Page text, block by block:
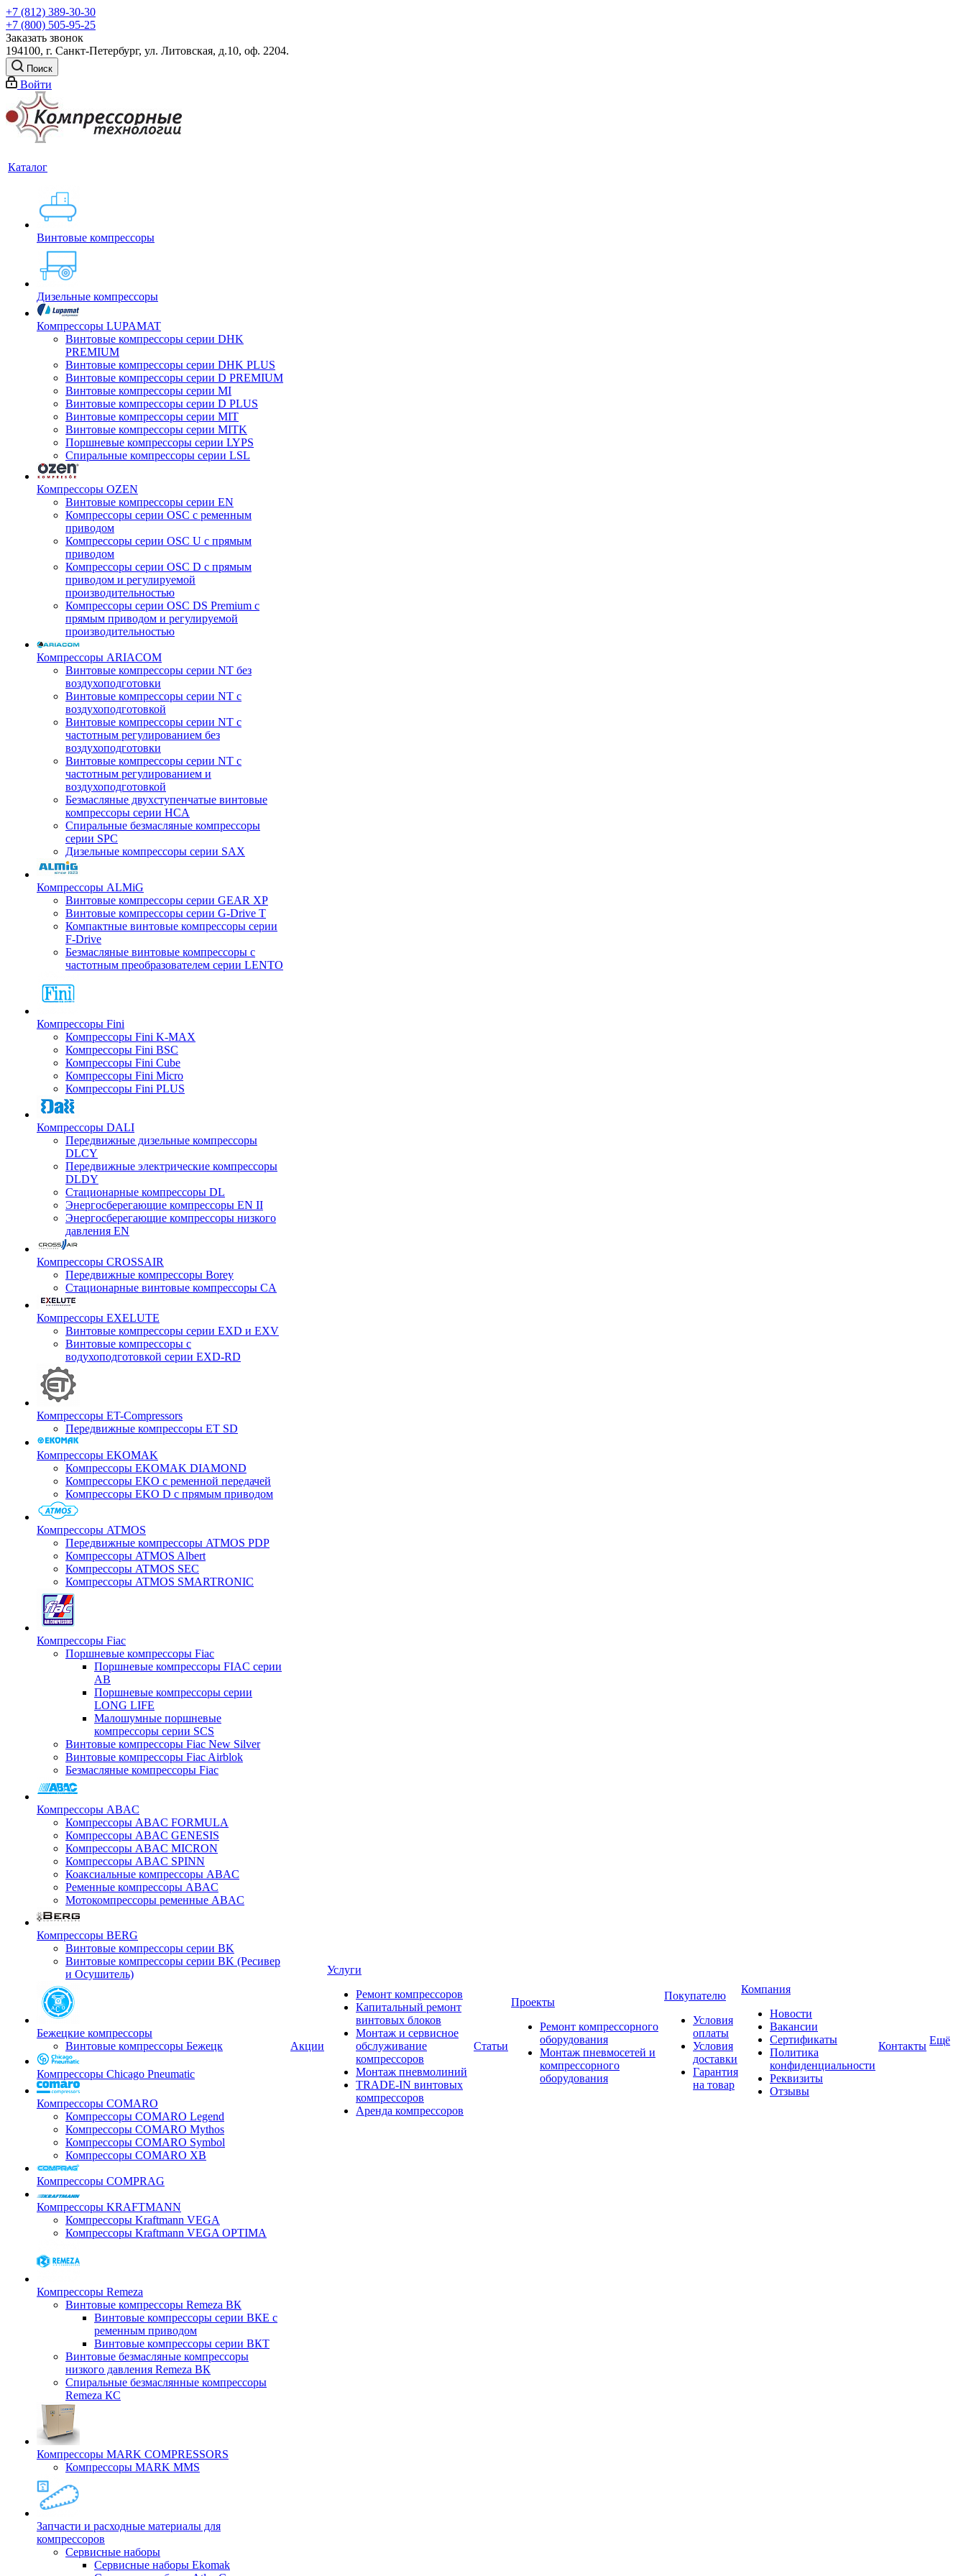
+7 (812) 389-30-30
+7 (800) 505-95-25
Заказать звонок
194100, г. Санкт-Петербург, ул. Литовская, д.10, оф. 2204.
Поиск
Войти
Каталог
Винтовые компрессоры
Дизельные компрессоры
Компрессоры LUPAMAT
Винтовые компрессоры серии DHK
PREMIUM
Винтовые компрессоры серии DHK PLUS
Винтовые компрессоры серии D PREMIUM
Винтовые компрессоры серии MI
Винтовые компрессоры серии D PLUS
Винтовые компрессоры серии MIT
Винтовые компрессоры серии MITK
Поршневые компрессоры серии LYPS
Спиральные компрессоры серии LSL
Компрессоры OZEN
Винтовые компрессоры серии EN
Компрессоры серии OSC с ременным
приводом
Компрессоры серии OSC U с прямым
приводом
Компрессоры серии OSC D с прямым
приводом и регулируемой
производительностью
Компрессоры серии OSC DS Premium с
прямым приводом и регулируемой
производительностью
Компрессоры ARIACOM
Винтовые компрессоры серии NT без
воздухоподготовки
Винтовые компрессоры серии NT c
воздухоподготовкой
Винтовые компрессоры серии NT с
частотным регулированием без
воздухоподготовки
Винтовые компрессоры серии NT с
частотным регулированием и
воздухоподготовкой
Безмасляные двухступенчатые винтовые
компрессоры серии HCA
Спиральные безмасляные компрессоры
серии SPC
Дизельные компрессоры серии SAX
Компрессоры ALMiG
Винтовые компрессоры серии GEAR XP
Винтовые компрессоры серии G-Drive T
Компактные винтовые компрессоры серии
F-Drive
Безмасляные винтовые компрессоры с
частотным преобразователем серии LENTO
Компрессоры Fini
Компрессоры Fini K-MAX
Компрессоры Fini BSC
Компрессоры Fini Cube
Компрессоры Fini Micro
Компрессоры Fini PLUS
Компрессоры DALI
Передвижные дизельные компрессоры
DLCY
Передвижные электрические компрессоры
DLDY
Стационарные компрессоры DL
Энергосберегающие компрессоры EN II
Энергосберегающие компрессоры низкого
давления EN
Компрессоры CROSSAIR
Передвижные компрессоры Borey
Стационарные винтовые компрессоры CA
Компрессоры EXELUTE
Винтовые компрессоры серии EXD и EXV
Винтовые компрессоры с
водухоподготовкой серии EXD-RD
Компрессоры ET-Compressors
Передвижные компрессоры ET SD
Компрессоры EKOMAK
Компрессоры EKOMAK DIAMOND
Компрессоры EKO c ременной передачей
Компрессоры EKO D с прямым приводом
Компрессоры ATMOS
Передвижные компрессоры ATMOS PDP
Компрессоры ATMOS Albert
Компрессоры ATMOS SEC
Компрессоры ATMOS SMARTRONIC
Компрессоры Fiac
Поршневые компрессоры Fiac
Поршневые компрессоры FIAC серии
AB
Поршневые компрессоры серии
LONG LIFE
Малошумные поршневые
компрессоры серии SCS
Винтовые компрессоры Fiac New Silver
Винтовые компрессоры Fiac Airblok
Безмасляные компрессоры Fiac
Компрессоры ABAC
Компрессоры ABAC FORMULA
Компрессоры ABAC GENESIS
Компрессоры ABAC MICRON
Компрессоры ABAC SPINN
Коаксиальные компрессоры ABAC
Ременные компрессоры ABAC
Мотокомпрессоры ременные ABAC
Компрессоры BERG
Винтовые компрессоры серии BK
Винтовые компрессоры серии BK (Ресивер
и Осушитель)
Бежецкие компрессоры
Винтовые компрессоры Бежецк
Компрессоры Chicago Pneumatic
Компрессоры COMARO
Компрессоры COMARO Legend
Компрессоры COMARO Mythos
Компрессоры COMARO Symbol
Компрессоры COMARO XB
Компрессоры COMPRAG
Компрессоры KRAFTMANN
Компрессоры Kraftmann VEGA
Компрессоры Kraftmann VEGA OPTIMA
Компрессоры Remeza
Винтовые компрессоры Remeza ВК
Винтовые компрессоры серии ВКЕ с
ременным приводом
Винтовые компрессоры серии ВКТ
Винтовые безмасляные компрессоры
низкого давления Remeza ВК
Спиральные безмаслянные компрессоры
Remeza КС
Компрессоры MARK COMPRESSORS
Компрессоры MARK MMS
Запчасти и расходные материалы для
компрессоров
Cервисные наборы
Сервисные наборы Ekomak
Акции
Услуги
Ремонт компрессоров
Капитальный ремонт
винтовых блоков
Монтаж и сервисное
обслуживание
компрессоров
Монтаж пневмолиний
TRADE-IN винтовых
компрессоров
Аренда компрессоров
Статьи
Проекты
Ремонт компрессорного
оборудования
Монтаж пневмосетей и
компрессорного
оборудования
Покупателю
Условия
оплаты
Условия
доставки
Гарантия
на товар
Компания
Новости
Вакансии
Сертификаты
Политика
конфиденциальности
Реквизиты
Отзывы
Контакты Ещё